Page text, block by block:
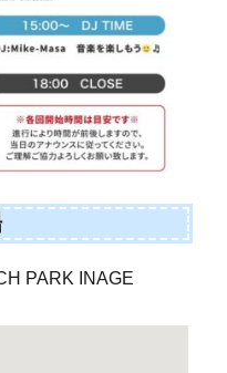
PARK INAGE